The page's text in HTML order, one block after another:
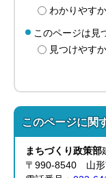
わかりやす
このページは見
見つけやす
このページに関
まちづくり政策部
〒990-8540 山形